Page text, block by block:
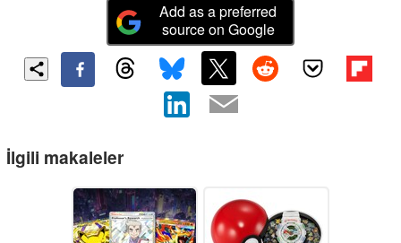
Add as a preferred
source on Google
İlgili makaleler